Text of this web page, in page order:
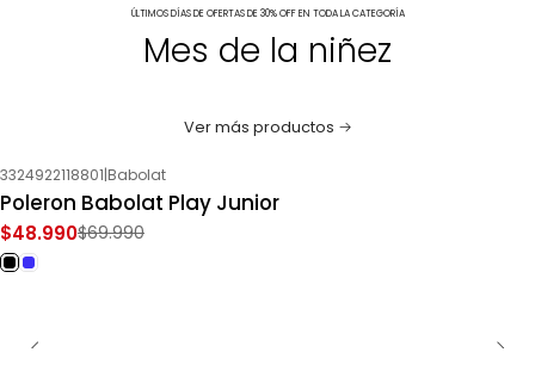
ÚLTIMOS DÍAS DE OFERTAS DE 30% OFF EN TODA LA CATEGORÍA
Mes de la niñez
Ver más productos
-30%OFF
3324922118801|Babolat
Poleron Babolat Play Junior
$48.990$69.990